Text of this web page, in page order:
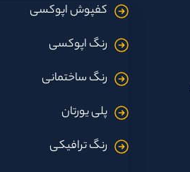
کفپوش اپوکسی
رنگ اپوکسی
رنگ ساختمانی
پلی یورتان
رنگ ترافیکی